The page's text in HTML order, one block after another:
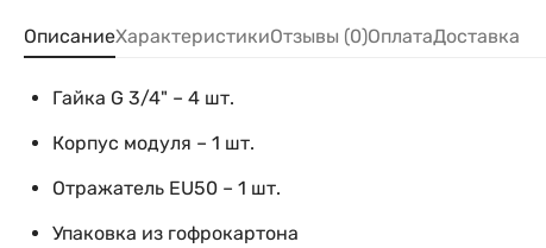
ОписаниеХарактеристикиОтзывы (0)ОплатаДоставка
Гайка G 3/4" – 4 шт.
Корпус модуля – 1 шт.
Отражатель EU50 – 1 шт.
Упаковка из гофрокартона